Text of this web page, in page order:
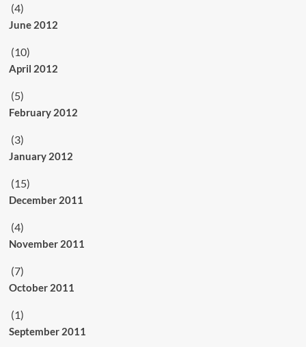
(4)
June 2012
(10)
April 2012
(5)
February 2012
(3)
January 2012
(15)
December 2011
(4)
November 2011
(7)
October 2011
(1)
September 2011